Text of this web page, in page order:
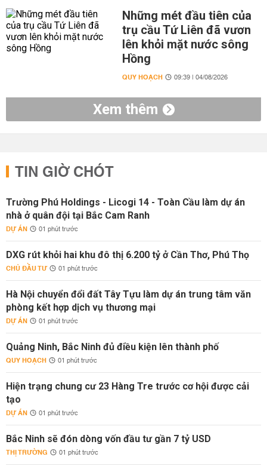
Những mét đầu tiên của
trụ cầu Tứ Liên đã vươn
lên khỏi mặt nước sông
Hồng
QUY HOẠCH 09:39 | 04/08/2026
Xem thêm
TIN GIỜ CHÓT
Trường Phú Holdings - Licogi 14 - Toàn Cầu làm dự án
nhà ở quân đội tại Bắc Cam Ranh
DỰ ÁN 01 phút trước
DXG rút khỏi hai khu đô thị 6.200 tỷ ở Cần Thơ, Phú Thọ
CHỦ ĐẦU TƯ 01 phút trước
Hà Nội chuyển đổi đất Tây Tựu làm dự án trung tâm văn
phòng kết hợp dịch vụ thương mại
DỰ ÁN 01 phút trước
Quảng Ninh, Bắc Ninh đủ điều kiện lên thành phố
QUY HOẠCH 01 phút trước
Hiện trạng chung cư 23 Hàng Tre trước cơ hội được cải
tạo
DỰ ÁN 01 phút trước
Bắc Ninh sẽ đón dòng vốn đầu tư gần 7 tỷ USD
THỊ TRƯỜNG 01 phút trước